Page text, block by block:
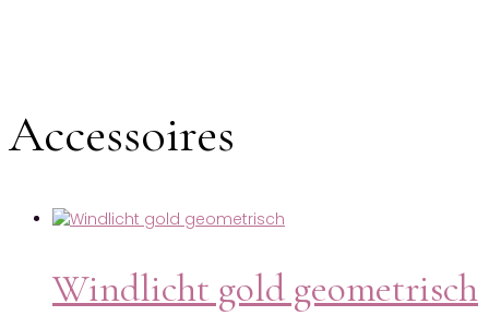
Accessoires
Windlicht gold geometrisch